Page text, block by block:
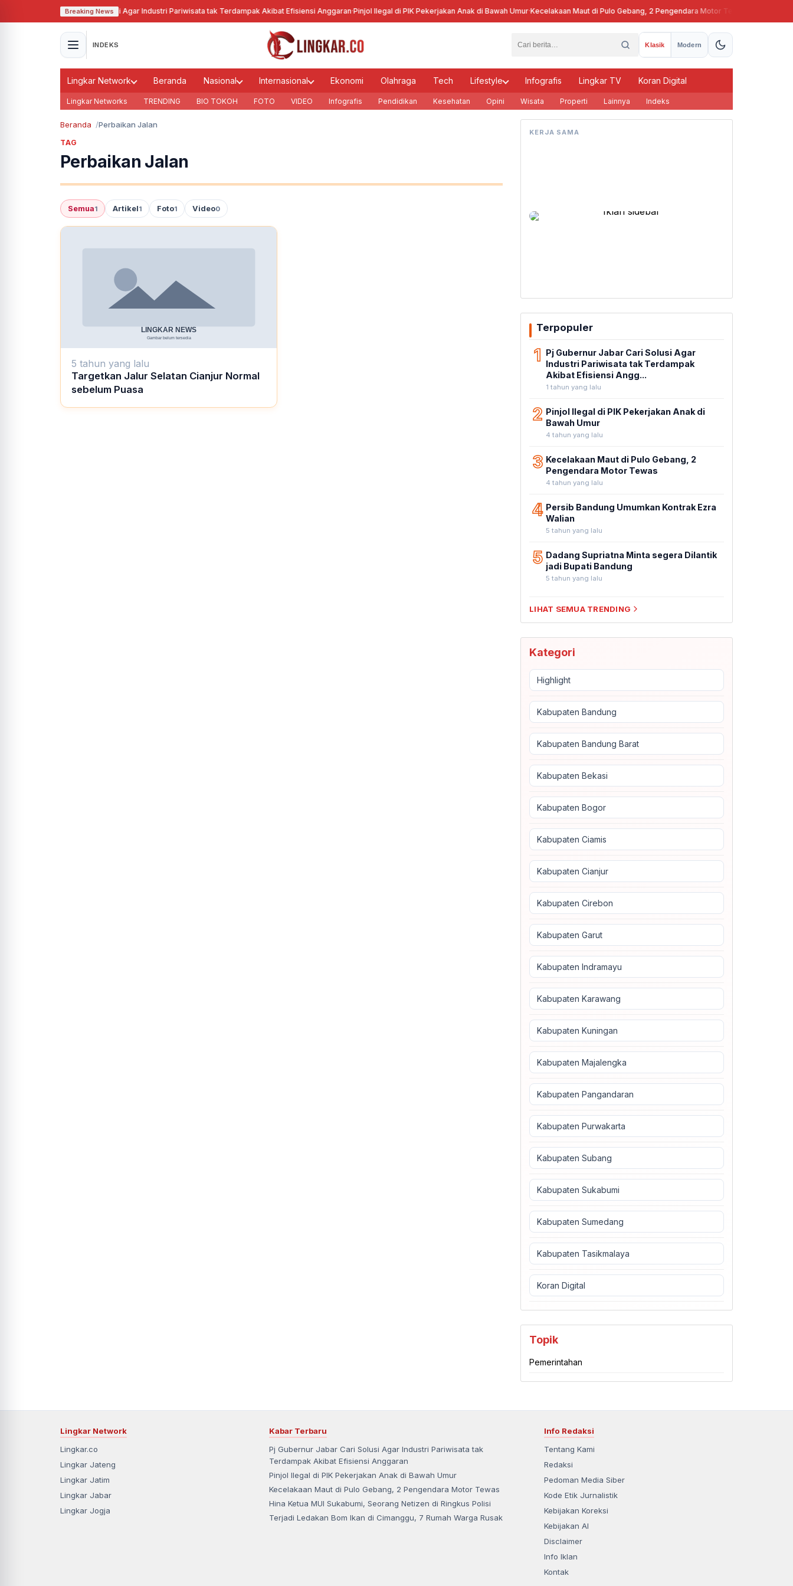
Breaking News
Pj Gubernur Jabar Cari Solusi Agar Industri Pariwisata tak Terdampak Akibat Efisiensi Anggaran·Pinjol Ilegal di PIK Pekerjakan Anak di Bawah Umur·Kecelakaan Maut di Pulo Gebang, 2 Pengendara Motor Tewas
INDEKS Klasik Modern
Lingkar Network Beranda Nasional Internasional Ekonomi Olahraga Tech Lifestyle Infografis Lingkar TV Koran Digital
Lingkar Networks TRENDING BIO TOKOH FOTO VIDEO Infografis Pendidikan Kesehatan Opini Wisata Properti Lainnya Indeks
Beranda Perbaikan Jalan
TAG
Perbaikan Jalan
Semua1 Artikel1 Foto1 Video0
5 tahun yang lalu
Targetkan Jalur Selatan Cianjur Normal
sebelum Puasa
KERJA SAMA
Terpopuler
1 Pj Gubernur Jabar Cari Solusi Agar
Industri Pariwisata tak Terdampak
Akibat Efisiensi Angg...
1 tahun yang lalu
2 Pinjol Ilegal di PIK Pekerjakan Anak di
Bawah Umur
4 tahun yang lalu
3 Kecelakaan Maut di Pulo Gebang, 2
Pengendara Motor Tewas
4 tahun yang lalu
4 Persib Bandung Umumkan Kontrak Ezra
Walian
5 tahun yang lalu
5 Dadang Supriatna Minta segera Dilantik
jadi Bupati Bandung
5 tahun yang lalu
LIHAT SEMUA TRENDING
Kategori
Highlight
Kabupaten Bandung
Kabupaten Bandung Barat
Kabupaten Bekasi
Kabupaten Bogor
Kabupaten Ciamis
Kabupaten Cianjur
Kabupaten Cirebon
Kabupaten Garut
Kabupaten Indramayu
Kabupaten Karawang
Kabupaten Kuningan
Kabupaten Majalengka
Kabupaten Pangandaran
Kabupaten Purwakarta
Kabupaten Subang
Kabupaten Sukabumi
Kabupaten Sumedang
Kabupaten Tasikmalaya
Koran Digital
Topik
Pemerintahan
Lingkar Network
Lingkar.co
Lingkar Jateng
Lingkar Jatim
Lingkar Jabar
Lingkar Jogja
Kabar Terbaru
Pj Gubernur Jabar Cari Solusi Agar Industri Pariwisata tak
Terdampak Akibat Efisiensi Anggaran
Pinjol Ilegal di PIK Pekerjakan Anak di Bawah Umur
Kecelakaan Maut di Pulo Gebang, 2 Pengendara Motor Tewas
Hina Ketua MUI Sukabumi, Seorang Netizen di Ringkus Polisi
Terjadi Ledakan Bom Ikan di Cimanggu, 7 Rumah Warga Rusak
Info Redaksi
Tentang Kami
Redaksi
Pedoman Media Siber
Kode Etik Jurnalistik
Kebijakan Koreksi
Kebijakan AI
Disclaimer
Info Iklan
Kontak